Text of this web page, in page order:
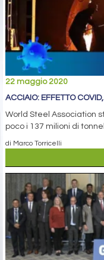
22 maggio 2020
ACCIAIO: EFFETTO
World Steel Association
poco i 137 milioni di
di Marco Torricelli